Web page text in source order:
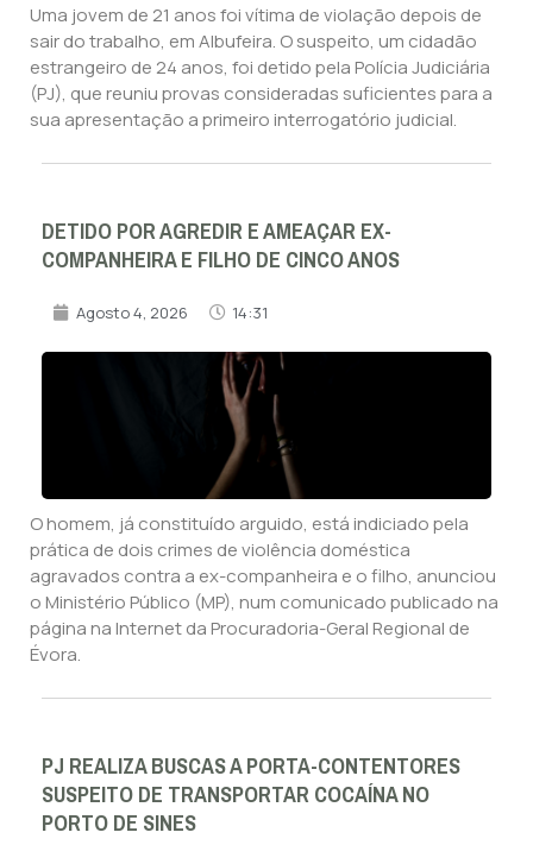
Uma jovem de 21 anos foi vítima de violação depois de
sair do trabalho, em Albufeira. O suspeito, um cidadão
estrangeiro de 24 anos, foi detido pela Polícia Judiciária
(PJ), que reuniu provas consideradas suficientes para a
sua apresentação a primeiro interrogatório judicial.
DETIDO POR AGREDIR E AMEAÇAR EX-
COMPANHEIRA E FILHO DE CINCO ANOS
Agosto 4, 2026 14:31
O homem, já constituído arguido, está indiciado pela
prática de dois crimes de violência doméstica
agravados contra a ex-companheira e o filho, anunciou
o Ministério Público (MP), num comunicado publicado na
página na Internet da Procuradoria-Geral Regional de
Évora.
PJ REALIZA BUSCAS A PORTA-CONTENTORES
SUSPEITO DE TRANSPORTAR COCAÍNA NO
PORTO DE SINES